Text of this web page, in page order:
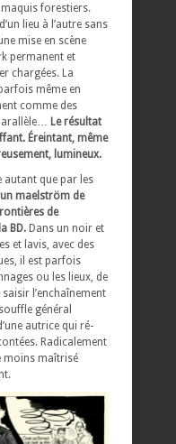
forestiers.
lieu à l’autre sans
mise en scène
permanent et
chargées. La
même en
comme des
Le résultat
Éreintant, même
lumineux.
autant que par les
maelström de
de
BD. Dans un noir et
et lavis, avec des
il est parfois
ou les lieux, de
l’enchaînement
général
autrice qui ré-
Radicalement
moins maîtrisé